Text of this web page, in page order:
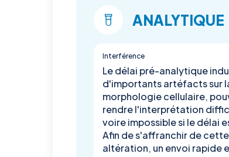
ANALYTIQUE
Interférence
Le délai pré-analytique
d'importants artéfacts sur
morphologie cellulaire,
rendre l'interprétation
voire impossible si le délai
Afin de s'affranchir de cette
altération, un envoi rapide